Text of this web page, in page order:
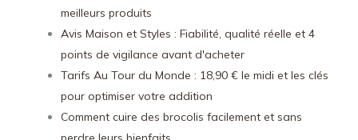
meilleurs produits
Avis Maison et Styles : Fiabilité, qualité réelle et 4
points de vigilance avant d'acheter
Tarifs Au Tour du Monde : 18,90 € le midi et les clés
pour optimiser votre addition
Comment cuire des brocolis facilement et sans